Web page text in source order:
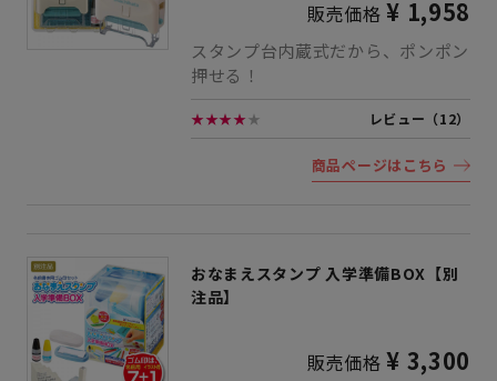
販売価格¥ 1,958
スタンプ台内蔵式だから、ポンポン
押せる！
★★★★★ レビュー（12）
商品ページはこちら
おなまえスタンプ 入学準備BOX【別
注品】
販売価格¥ 3,300